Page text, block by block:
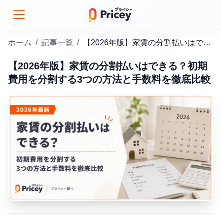
ホーム / 記事一覧 / 【2026年版】家賃の分割払いはできる？初期費用を分割する3つの方法と手数料を徹底比較
【2026年版】家賃の分割払いはできる？初期
費用を分割する3つの方法と手数料を徹底比較